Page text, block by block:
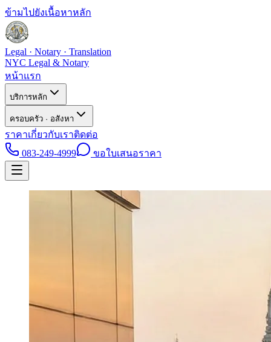
ข้ามไปยังเนื้อหาหลัก
Legal · Notary · Translation
NYC Legal & Notary
หน้าแรก
บริการหลัก
ครอบครัว · อสังหา
ราคาเกี่ยวกับเราติดต่อ
083-249-4999
ขอใบเสนอราคา